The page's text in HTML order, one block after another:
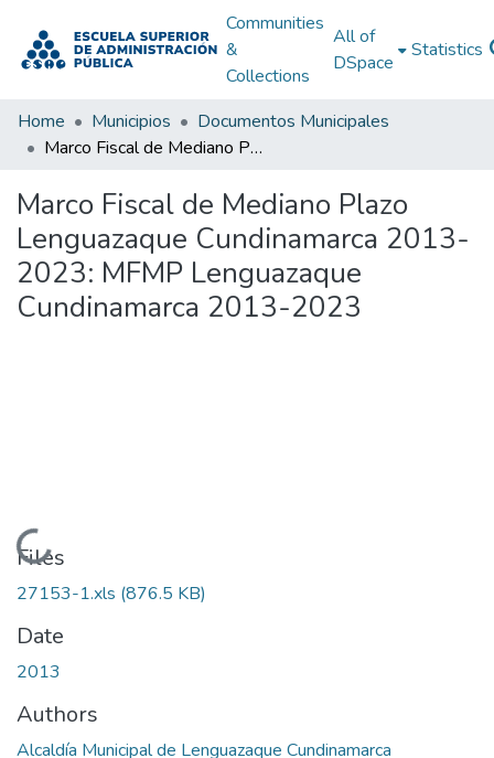
Communities
&
Collections
All of
DSpace
Statistics
Home Municipios
Documentos Municipales
Marco Fiscal de Mediano Plazo Lenguazaque Cundinamarca 2013-2023: MFMP Lenguazaque Cundinamarca 2013-2023
Marco Fiscal de Mediano Plazo
Lenguazaque Cundinamarca 2013-
2023: MFMP Lenguazaque
Cundinamarca 2013-2023
Loading...
Files
27153-1.xls (876.5 KB)
Date
2013
Authors
Alcaldía Municipal de Lenguazaque Cundinamarca